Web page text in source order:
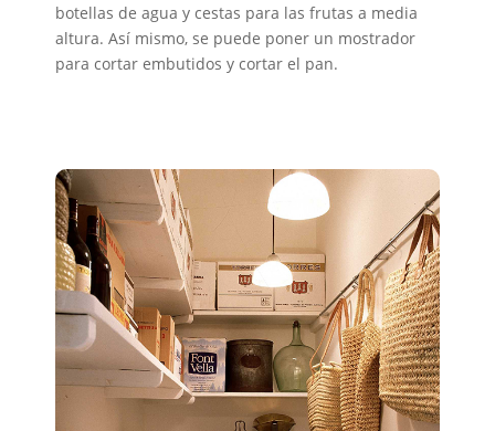
botellas de agua y cestas para las frutas a media
altura. Así mismo, se puede poner un mostrador
para cortar embutidos y cortar el pan.